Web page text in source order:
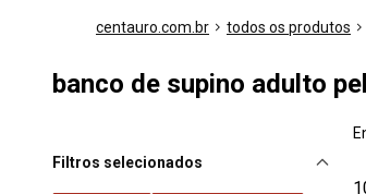
centauro.com.br todos os produtos
banco de supino adulto
Filtros selecionados